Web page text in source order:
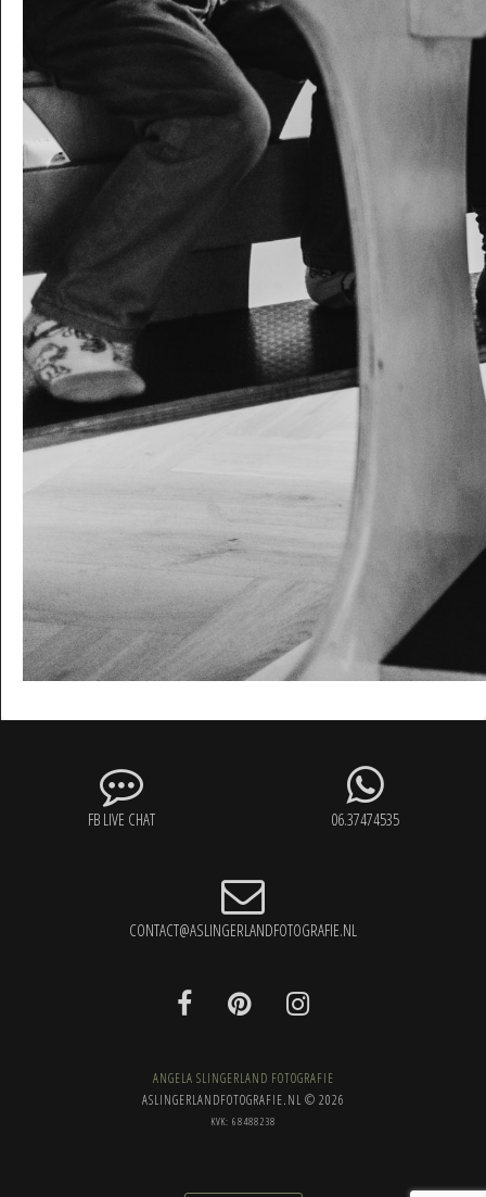
FB LIVE CHAT 06.37474535
CONTACT@ASLINGERLANDFOTOGRAFIE.NL
ANGELA SLINGERLAND FOTOGRAFIE
ASLINGERLANDFOTOGRAFIE.NL © 2026
KVK: 68488238